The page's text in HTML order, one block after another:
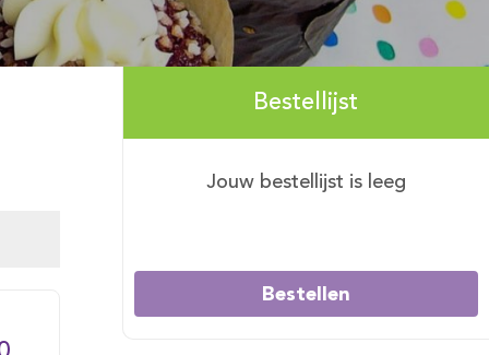
Bestellijst
Jouw bestellijst is leeg
Bestellen